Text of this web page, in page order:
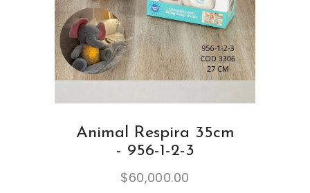
Animal Respira 35cm
- 956-1-2-3
$60,000.00